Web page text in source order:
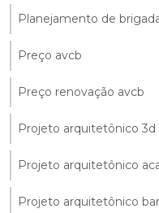
Planejamento de
Preço avcb
Preço renovação avcb
Projeto arquitetônico 3d
Projeto arquitetônico
Projeto arquitetônico